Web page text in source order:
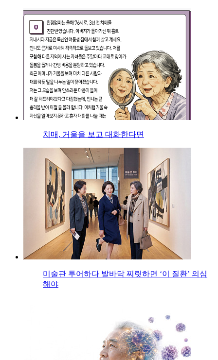
치매, 거울을 보고 대화한다면
미술관 투어하다 발바닥 찌릿하면 ‘이 질환’ 의심
해야